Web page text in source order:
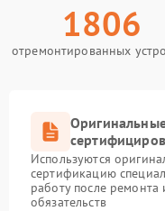
1806
отремонтированных
Используются
сертификацию
работу после
обязательств